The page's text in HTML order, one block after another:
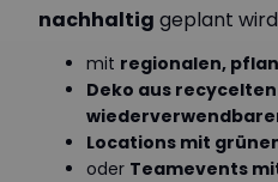
nachhaltig geplant
mit regionalen,
Deko aus
Locations mit
oder Teamevents